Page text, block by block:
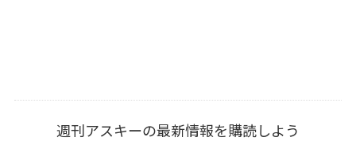
週刊アスキーの最新情報を購読しよう